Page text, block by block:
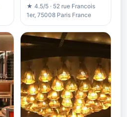
★ 4.5/5 · 52 rue Francois
1er, 75008 Paris France